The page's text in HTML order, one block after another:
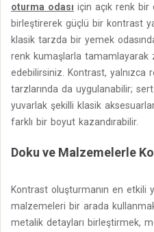
oturma odası için açık renk bir
birleştirerek güçlü bir kontrast
klasik tarzda bir yemek
renk kumaşlarla tamamlayarak
edebilirsiniz. Kontrast, yalnızca
tarzlarında da uygulanabilir;
yuvarlak şekilli klasik
farklı bir boyut kazandırabilir.
Doku ve Malzemelerle
Kontrast oluşturmanın en etkili
malzemeleri bir arada
metalik detayları birleştirmek,